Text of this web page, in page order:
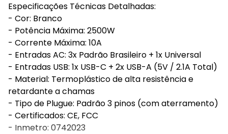
Especificações Técnicas Detalhadas:
- Cor: Branco
- Potência Máxima: 2500W
- Corrente Máxima: 10A
- Entradas AC: 3x Padrão Brasileiro + 1x Universal
- Entradas USB: 1x USB-C + 2x USB-A (5V / 2.1A Total)
- Material: Termoplástico de alta resistência e
retardante a chamas
- Tipo de Plugue: Padrão 3 pinos (com aterramento)
- Certificados: CE, FCC
- Inmetro: 0742023